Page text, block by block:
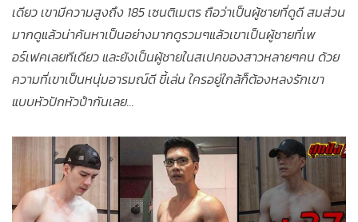
เดียว เขามีความสูงถึง 185 เซนติเมตร ถือว่าเป็นผู้ชายที่ดูดี สมส่วน
มากดูแล้วน่าค้นหาเป็นอย่างมากดูรวมๆแล้วเขาเป็นผู้ชายที่เพ
อร์เฟคเลยทีเดียว และยังเป็นผู้ชายในสเปคของสาวหลายๆคน ด้วย
ความที่เขาเป็นหนุ่มอารมณ์ดี ขี้เล่น ใครอยู่ใกล้ก็ต้องหลงรักเขา
แบบหัวปักหัวปำกันเลย…